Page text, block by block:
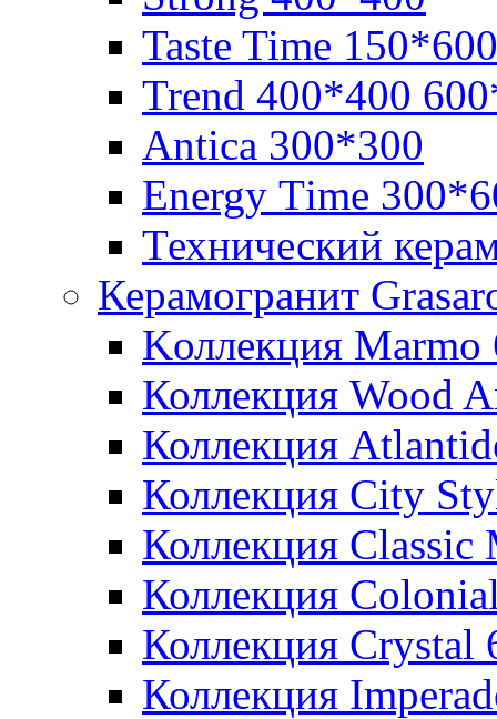
Taste Time
Trend 400*400
Аntica 300*300
Еnergy Тime
Технический
Керамогранит
Kоллекция
Коллекция Wood
Коллекция
Коллекция City
Коллекция
Коллекция
Коллекция Crystal
Коллекция